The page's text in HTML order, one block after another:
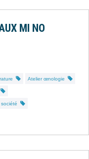
MI NO
Atelier œnologie